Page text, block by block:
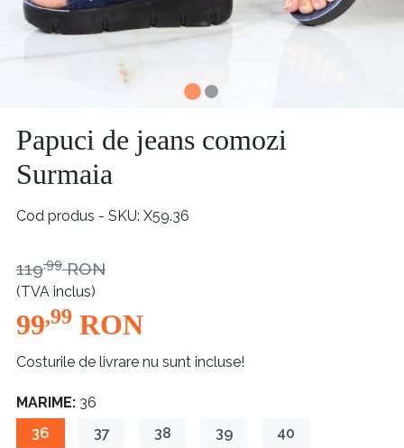
Papuci de jeans comozi
Surmaia
Cod produs - SKU X59.36
99,99 RON
(TVA inclus)
119,99 RON
Costurile de livrare nu sunt incluse!
MARIME: 36
36
37 38 39 40